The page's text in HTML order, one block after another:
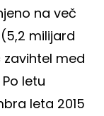
na več
milijard
med
letu
leta 2015